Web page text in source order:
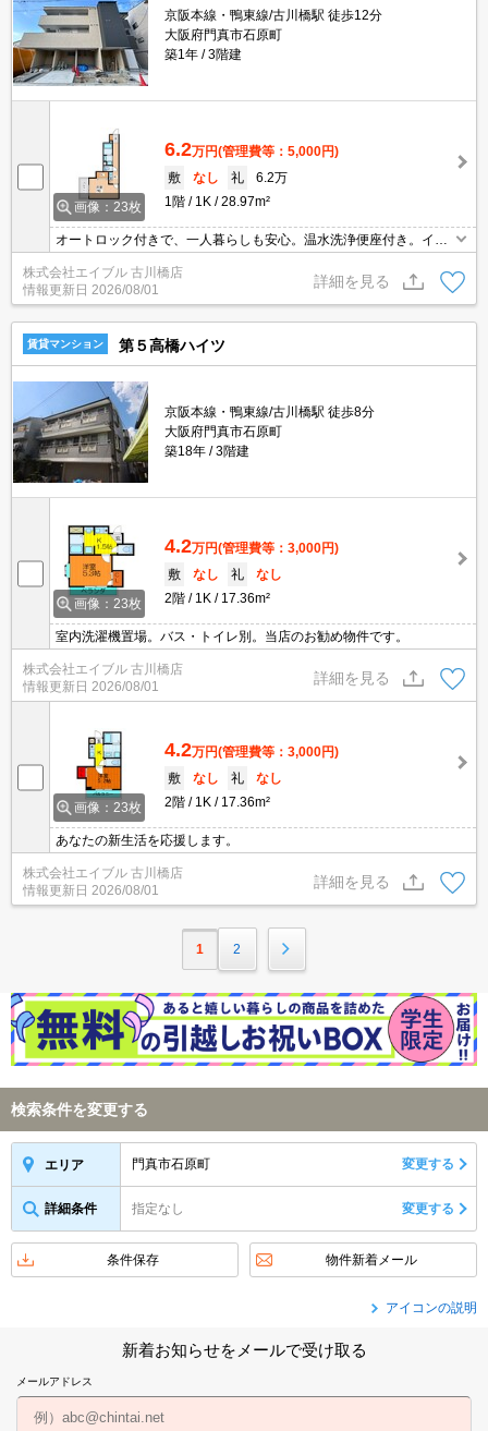
京阪本線・鴨東線/古川橋駅 徒歩12分
大阪府門真市石原町
築1年
3階建
画像：23枚
6.2万円(管理費等：5,000円)
敷
なし 礼
6.2万
1階
1K 28.97m²
オートロック付きで、一人暮らしも安心。温水洗浄便座付き。イン
ターネット無料。宅配ボックスあり。浴室TV付。浴室乾燥もついて
ますよ。ぜひお問い合わせください!。
株式会社エイブル 古川橋店
情報更新日 2026/08/01
詳細を見る
賃貸マンション 第５高橋ハイツ
京阪本線・鴨東線/古川橋駅 徒歩8分
大阪府門真市石原町
築18年
3階建
画像：23枚
4.2万円(管理費等：3,000円)
敷
なし 礼
なし
2階
1K 17.36m²
室内洗濯機置場。バス・トイレ別。当店のお勧め物件です。
株式会社エイブル 古川橋店
情報更新日 2026/08/01
詳細を見る
画像：23枚
4.2万円(管理費等：3,000円)
敷
なし 礼
なし
2階
1K 17.36m²
あなたの新生活を応援します。
株式会社エイブル 古川橋店
情報更新日 2026/08/01
詳細を見る
1 2
検索条件を変更する
エリア 門真市石原町 変更する
詳細条件 指定なし 変更する
条件保存 物件新着メール
アイコンの説明
新着お知らせをメールで受け取る
メールアドレス